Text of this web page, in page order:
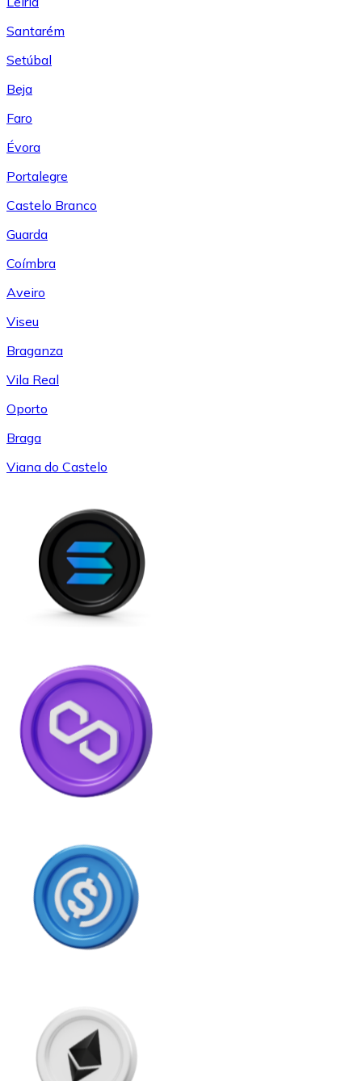
Santarém
Setúbal
Beja
Faro
Évora
Portalegre
Castelo Branco
Guarda
Coímbra
Aveiro
Viseu
Braganza
Vila Real
Oporto
Braga
Viana do Castelo